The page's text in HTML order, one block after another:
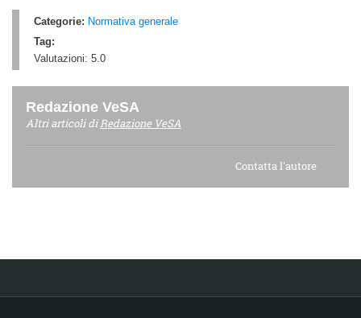
Categorie: Normativa generale
Tag:
Valutazioni: 5.0
Redazione VeSA
Altri articoli diRedazione VeSA
Contatta l'autore